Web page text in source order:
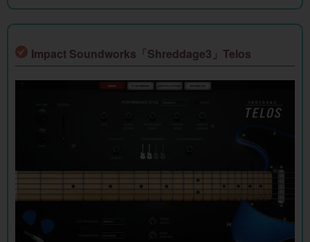
Impact Soundworks「Shreddage3」Telos